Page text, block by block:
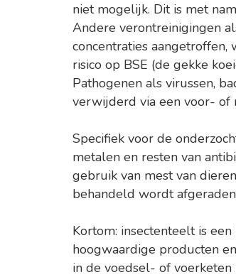
niet mogelijk. Dit is met
Andere verontreinigingen
concentraties aangetroffen,
risico op BSE (de gekke
Pathogenen als virussen,
verwijderd via een voor- of
Specifiek voor de
metalen en resten van
gebruik van mest van
behandeld wordt
Kortom: insectenteelt is
hoogwaardige producten
in de voedsel- of